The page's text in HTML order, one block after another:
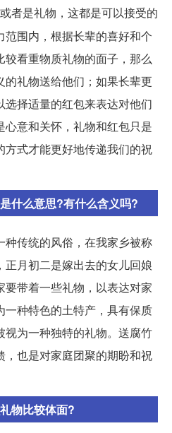
者是礼物，这都是可以接受的
围内，根据长辈的喜好和个
较看重物质礼物的面子，那么
礼物送给他们；如果长辈更
择适量的红包来表达对他们
意和关怀，礼物和红包只是
式才能更好地传递我们的祝
什么意思?有什么含义吗?
传统的风俗，在我家乡被称
月初二是嫁出去的女儿回娘
带着一些礼物，以表达对家
一种特色的土特产，具有保质
为一种独特的礼物。送腐竹
，也是对家庭团聚的期盼和祝
物比较体面?